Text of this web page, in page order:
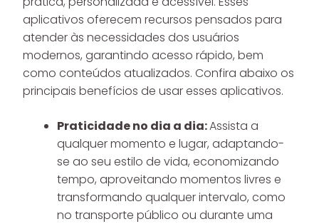
aplicativos oferecem recursos pensados para
atender às necessidades dos usuários
modernos, garantindo acesso rápido, bem
como conteúdos atualizados. Confira abaixo os
principais benefícios de usar esses aplicativos.
Praticidade no dia a dia:Assista a
qualquer momento e lugar, adaptando-
se ao seu estilo de vida, economizando
tempo, aproveitando momentos livres e
transformando qualquer intervalo, como
no transporte público ou durante uma